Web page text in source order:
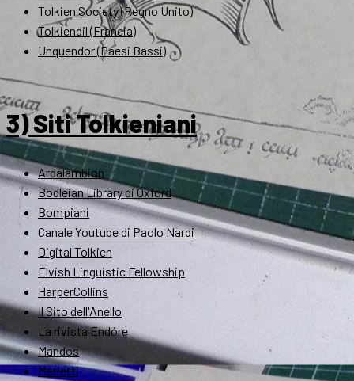
Tolkien Society (Regno Unito)
Tolkiendil (Francia)
Unquendor (Paesi Bassi)
3) Siti Tolkieniani
Ardalambion
Bodleian Library di Oxford
Bompiani
Canale Youtube di Paolo Nardi
Digital Tolkien
Elvish Linguistic Fellowship
HarperCollins
Il Sito dell'Anello
La rivista Endóre
Mandos
Marietti